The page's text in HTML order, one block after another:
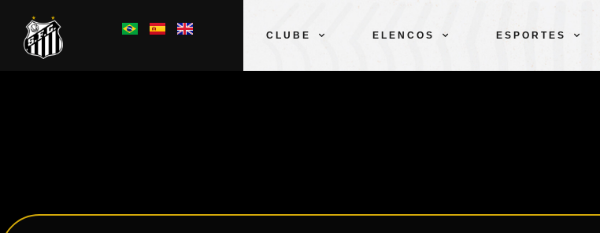
CLUBE ELENCOS ESPORTES